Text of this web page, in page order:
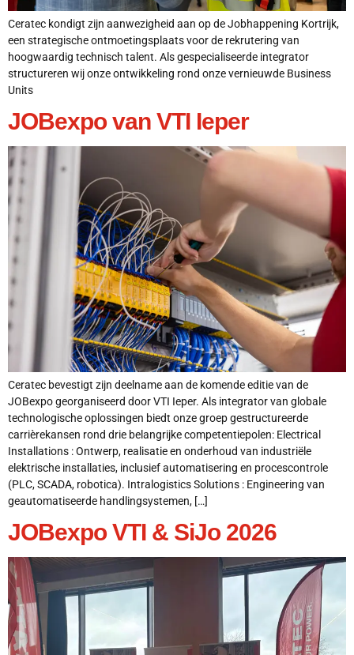
Ceratec kondigt zijn aanwezigheid aan op de Jobhappening Kortrijk,
een strategische ontmoetingsplaats voor de rekrutering van
hoogwaardig technisch talent. Als gespecialiseerde integrator
structureren wij onze ontwikkeling rond onze vernieuwde Business
Units
JOBexpo van VTI Ieper
Ceratec bevestigt zijn deelname aan de komende editie van de
JOBexpo georganiseerd door VTI Ieper. Als integrator van globale
technologische oplossingen biedt onze groep gestructureerde
carrièrekansen rond drie belangrijke competentiepolen: Electrical
Installations : Ontwerp, realisatie en onderhoud van industriële
elektrische installaties, inclusief automatisering en procescontrole
(PLC, SCADA, robotica). Intralogistics Solutions : Engineering van
geautomatiseerde handlingsystemen, […]
JOBexpo VTI & SiJo 2026